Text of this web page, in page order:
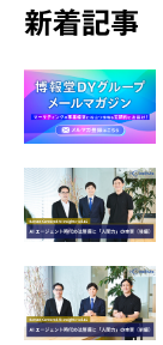
新着記事